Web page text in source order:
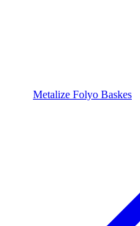
Metalize Folyo Baskes